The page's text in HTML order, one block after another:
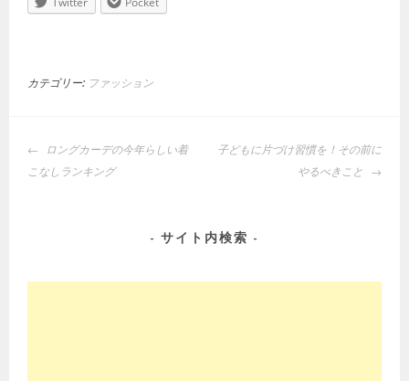
カテゴリー: ファッション
投
稿
シ
ロングカーデの今年らしい着
こなしランキング
子どもに片づけ習慣を！その前に
やるべきこと
サイト内検索